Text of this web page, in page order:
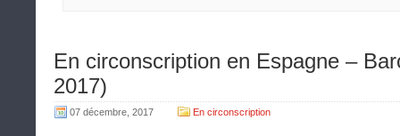
En circonscription en Espagne –
2017)
07 décembre, 2017 En circonscription